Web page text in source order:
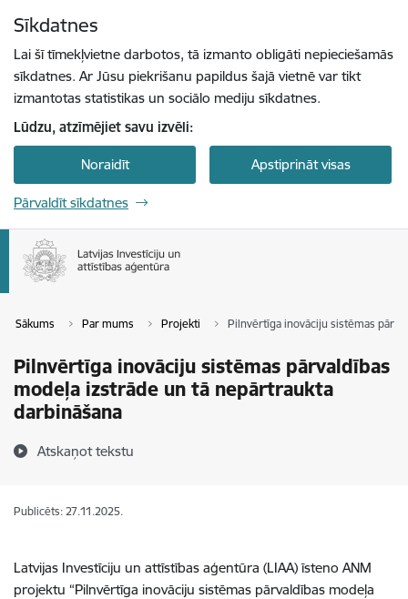
Sīkdatnes
Lai šī tīmekļvietne darbotos, tā izmanto obligāti nepieciešamās
sīkdatnes. Ar Jūsu piekrišanu papildus šajā vietnē var tikt
izmantotas statistikas un sociālo mediju sīkdatnes.
Lūdzu, atzīmējiet savu izvēli:
Noraidīt Apstiprināt visas
Pārvaldīt sīkdatnes
Sākums Par mums Projekti Pilnvērtīga inovāciju sistēmas
Pilnvērtīga inovāciju sistēmas pārvaldības
modeļa izstrāde un tā nepārtraukta
darbināšana
Atskaņot tekstu
Publicēts: 27.11.2025.
Latvijas Investīciju un attīstības aģentūra (LIAA) īsteno ANM
projektu “Pilnvērtīga inovāciju sistēmas pārvaldības modeļa